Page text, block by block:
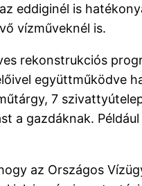
eddiginél is
vízműveknél is.
rekonstrukciós
együttműködve
7
a gazdáknak.
az Országos